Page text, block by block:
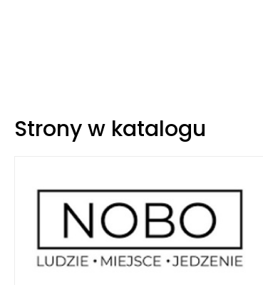
Strony w katalogu